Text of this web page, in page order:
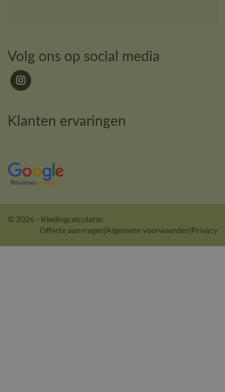
Volg ons op social media
Klanten ervaringen
© 2026 - Kledingcalculator.
Offerte aanvragen Algemene voorwaarden Privacy